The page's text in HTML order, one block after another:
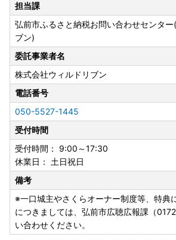
いつも弘前市を応援いただき、ありがと
8月8日～8月16日の返礼品の発送につき
発送元事業者のお休みにより8月17日以降
います。
何卒ご了承くださいますようお願いいた
なお、お問い合わせセンターは通常どお
外は
お問い合わせを受け付けておりますので
【ご寄附お申し込みについて】
・ご寄附お申し込み後のキャンセル、返
できません。
・弘前市内にお住まいの方からのご寄附
ん。
【返礼品のお届けについて】
担当課
弘前市ふるさと納税お問い合わせセンター
ブン)
委託事業者名
株式会社ウィルドリブン
電話番号
050-5527-1445
受付時間
受付時間： 9:00～17:30
休業日： 土日祝日
備考
※一口城主やさくらオーナー制度等、特典
につきましては、弘前市広聴広報課（
い合わせください。